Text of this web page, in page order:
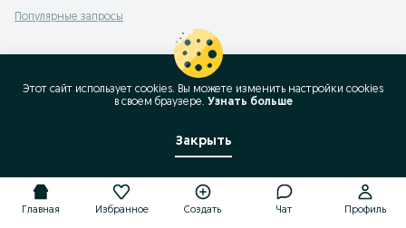
Популярные запросы
Главная Избранное Создать Чат Профиль
Этот сайт использует cookies. Вы можете изменить настройки cookies
в своeм браузере. Узнать больше
Закрыть